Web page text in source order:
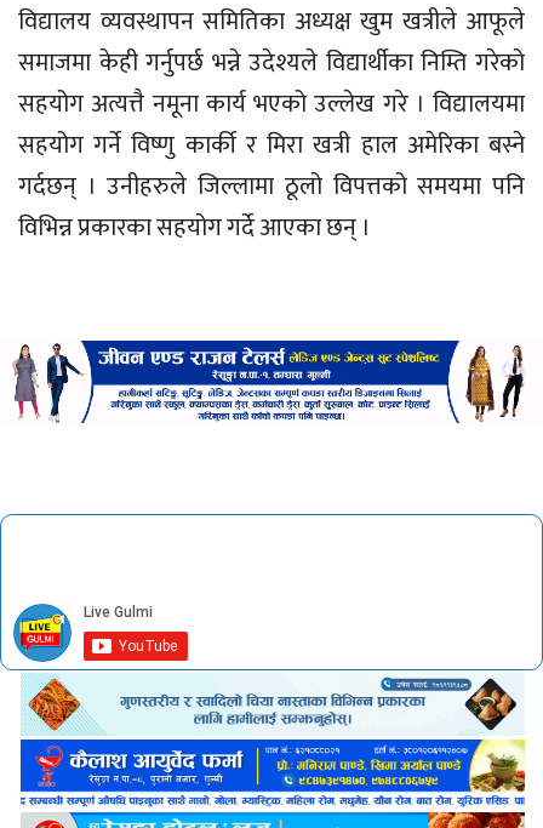
विद्यालय व्यवस्थापन समितिका अध्यक्ष खुम खत्रीले आफूले
समाजमा केही गर्नुपर्छ भन्ने उदेश्यले विद्यार्थीका निम्ति गरेको
सहयोग अत्यत्तै नमूना कार्य भएको उल्लेख गरे । विद्यालयमा
सहयोग गर्ने विष्णु कार्की र मिरा खत्री हाल अमेरिका बस्ने
गर्दछन् । उनीहरुले जिल्लामा ठूलो विपत्तको समयमा पनि
विभिन्न प्रकारका सहयोग गर्दे आएका छन् ।